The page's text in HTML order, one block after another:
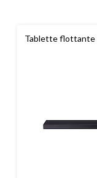
Tablette flottante